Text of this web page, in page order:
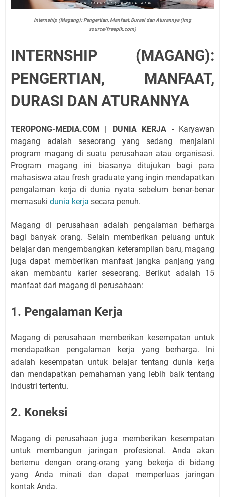
Internship (Magang): Pengertian, Manfaat, Durasi dan Aturannya (img
source/freepik.com)
INTERNSHIP (MAGANG):
PENGERTIAN, MANFAAT,
DURASI DAN ATURANNYA
TEROPONG-MEDIA.COM | DUNIA KERJA - Karyawan
magang adalah seseorang yang sedang menjalani
program magang di suatu perusahaan atau organisasi.
Program magang ini biasanya ditujukan bagi para
mahasiswa atau fresh graduate yang ingin mendapatkan
pengalaman kerja di dunia nyata sebelum benar-benar
memasuki dunia kerja secara penuh.
Magang di perusahaan adalah pengalaman berharga
bagi banyak orang. Selain memberikan peluang untuk
belajar dan mengembangkan keterampilan baru, magang
juga dapat memberikan manfaat jangka panjang yang
akan membantu karier seseorang. Berikut adalah 15
manfaat dari magang di perusahaan:
1. Pengalaman Kerja
Magang di perusahaan memberikan kesempatan untuk
mendapatkan pengalaman kerja yang berharga. Ini
adalah kesempatan untuk belajar tentang dunia kerja
dan mendapatkan pemahaman yang lebih baik tentang
industri tertentu.
2. Koneksi
Magang di perusahaan juga memberikan kesempatan
untuk membangun jaringan profesional. Anda akan
bertemu dengan orang-orang yang bekerja di bidang
yang Anda minati dan dapat memperluas jaringan
kontak Anda.